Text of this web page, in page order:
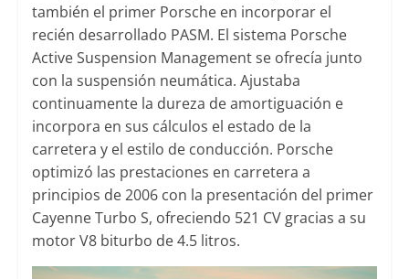
también el primer Porsche en incorporar el
recién desarrollado PASM. El sistema Porsche
Active Suspension Management se ofrecía junto
con la suspensión neumática. Ajustaba
continuamente la dureza de amortiguación e
incorpora en sus cálculos el estado de la
carretera y el estilo de conducción. Porsche
optimizó las prestaciones en carretera a
principios de 2006 con la presentación del primer
Cayenne Turbo S, ofreciendo 521 CV gracias a su
motor V8 biturbo de 4.5 litros.